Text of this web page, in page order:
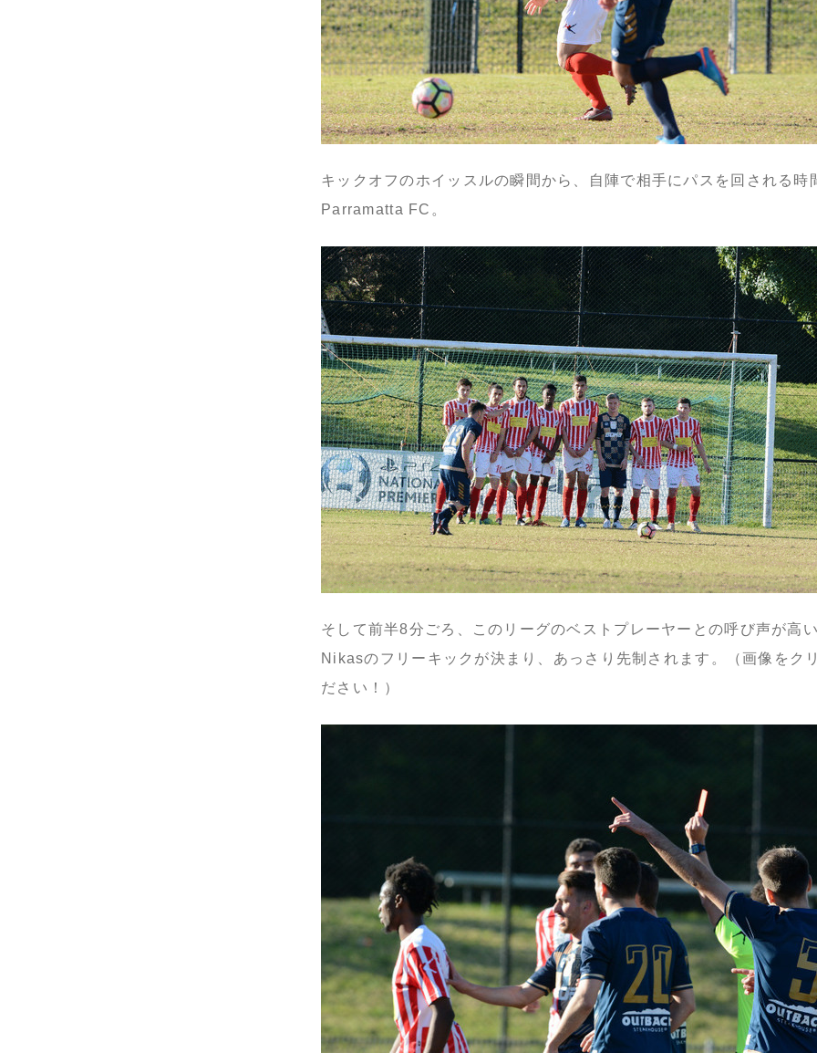
キックオフのホイッスルの瞬間から、自陣で相手にパスを回される時
Parramatta FC。
そして前半8分ごろ、このリーグのベストプレーヤーとの呼び声が高
Nikasのフリーキックが決まり、あっさり先制されます。（画像をク
ださい！）